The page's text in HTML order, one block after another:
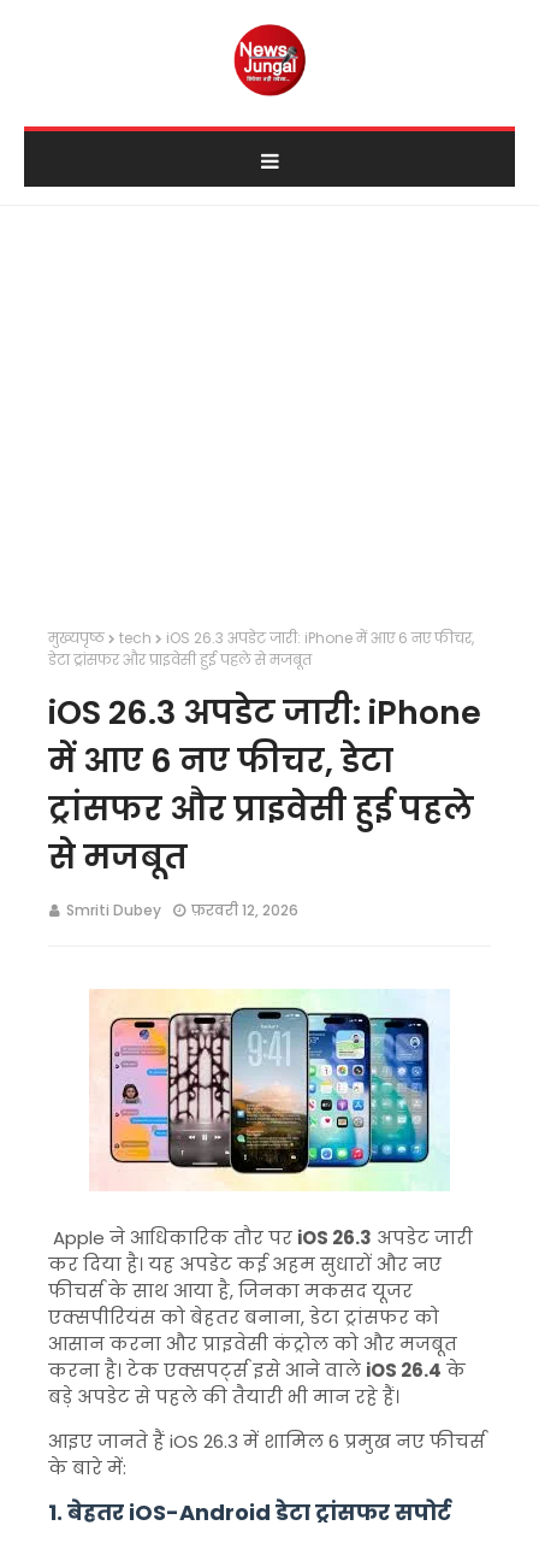
मुख्यपृष्ठ tech
iOS 26.3 अपडेट जारी: iPhone में आए 6 नए फीचर,
डेटा ट्रांसफर और प्राइवेसी हुई पहले से मजबूत
iOS 26.3 अपडेट जारी: iPhone
में आए 6 नए फीचर, डेटा
ट्रांसफर और प्राइवेसी हुई पहले
से मजबूत
Smriti Dubey फ़रवरी 12, 2026
Apple ने आधिकारिक तौर पर iOS 26.3 अपडेट जारी
कर दिया है। यह अपडेट कई अहम सुधारों और नए
फीचर्स के साथ आया है, जिनका मकसद यूजर
एक्सपीरियंस को बेहतर बनाना, डेटा ट्रांसफर को
आसान करना और प्राइवेसी कंट्रोल को और मजबूत
करना है। टेक एक्सपर्ट्स इसे आने वाले iOS 26.4 के
बड़े अपडेट से पहले की तैयारी भी मान रहे हैं।
आइए जानते हैं iOS 26.3 में शामिल 6 प्रमुख नए फीचर्स
के बारे में:
1. बेहतर iOS-Android डेटा ट्रांसफर सपोर्ट